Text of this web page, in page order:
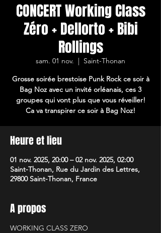
CONCERT Working Class
Zéro + Dellorto + Bibi
Rollings
sam. 01 nov.
  |
Saint-Thonan
Grosse soirée brestoise Punk Rock ce soir à
Bag Noz avec un invité orléanais, ces 3
groupes qui vont plus que vous réveiller!
Ca va transpirer ce soir à Bag Noz!
Heure et lieu
01 nov. 2025, 20:00 – 02 nov. 2025, 02:00
Saint-Thonan, Rue du Jardin des Lettres,
29800 Saint-Thonan, France
A propos
WORKING CLASS ZERO